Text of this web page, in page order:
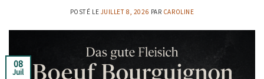
POSTÉ LE JUILLET 8, 2026 PAR CAROLINE
08
Juil